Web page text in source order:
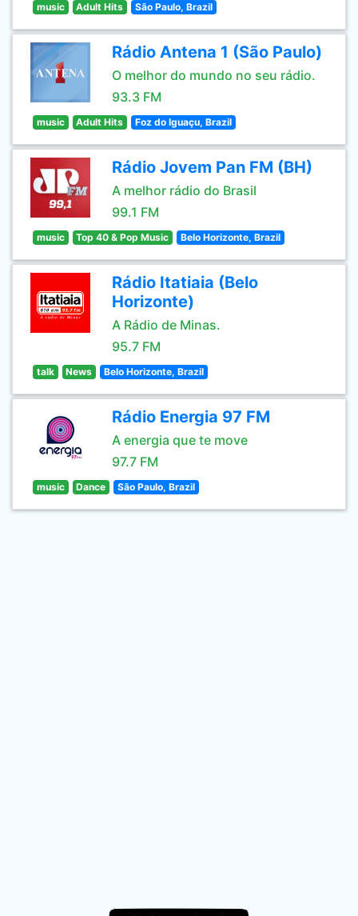
music Adult Hits São Paulo, Brazil
Rádio Antena 1 (São Paulo)
O melhor do mundo no seu rádio.
93.3 FM
music Adult Hits Foz do Iguaçu, Brazil
Rádio Jovem Pan FM (BH)
A melhor rádio do Brasil
99.1 FM
music Top 40 & Pop Music Belo Horizonte, Brazil
Rádio Itatiaia (Belo
Horizonte)
A Rádio de Minas.
95.7 FM
talk News Belo Horizonte, Brazil
Rádio Energia 97 FM
A energia que te move
97.7 FM
music Dance São Paulo, Brazil